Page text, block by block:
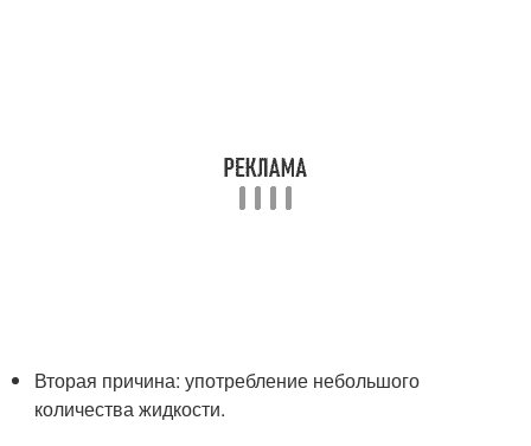
Вторая причина: употребление небольшого
количества жидкости.